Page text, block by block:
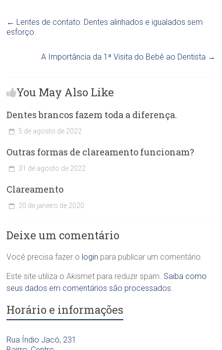
← Lentes de contato: Dentes alinhados e igualados sem
esforço.
A Importância da 1ª Visita do Bebê ao Dentista →
You May Also Like
Dentes brancos fazem toda a diferença.
l
n
c
O
o
n
o
ó
g
c
a
r
5 de agosto de 2022
Outras formas de clareamento funcionam?
l
n
a
d
n
t
l
i
c
31 de agosto de 2022
Clareamento
i
a
O
o
n
l
20 de janeiro de 2020
Deixe um comentário
Você precisa fazer o login para publicar um comentário.
Este site utiliza o Akismet para reduzir spam. Saiba como
seus dados em comentários são processados.
Horário e informações
Rua Índio Jacó, 231